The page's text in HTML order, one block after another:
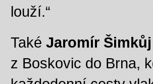
louží.“
Také Jaromír Šimkůj
z Boskovic do Brna,